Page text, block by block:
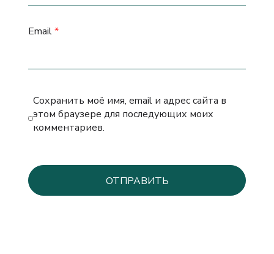
Email*
Сохранить моё имя, email и адрес сайта в
этом браузере для последующих моих
комментариев.